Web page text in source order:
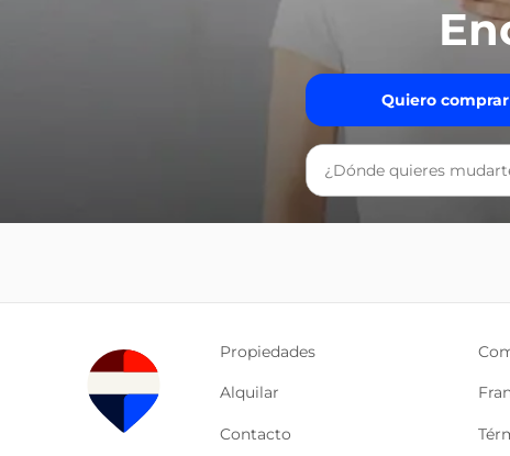
Quiero comprar
Propiedades
Alquilar
Contacto